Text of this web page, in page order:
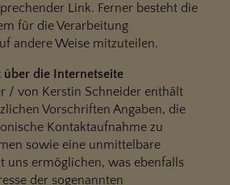
Link. Ferner besteht die
für die Verarbeitung
andere Weise mitzuteilen.
die Internetseite
/ von Kerstin Schneider enthält
Vorschriften Angaben, die
Kontaktaufnahme zu
sowie eine unmittelbare
uns ermöglichen, was ebenfalls
der sogenannten